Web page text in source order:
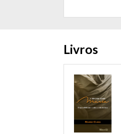
Livros